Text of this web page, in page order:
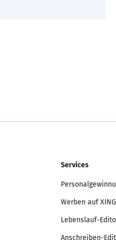
Services
Werben auf XING
Lebenslauf-
Anschreiben-